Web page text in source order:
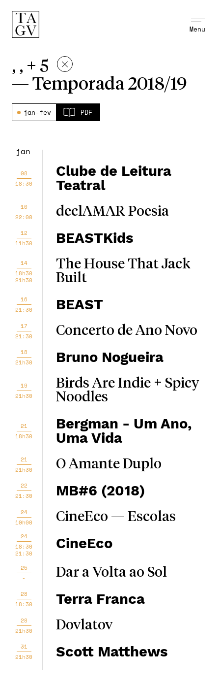
Menu
, , + 5
— Temporada 2018/19
jan-fev PDF
jan
08
18:30
Clube de Leitura
Teatral
10
22:00
declAMAR Poesia
12
11h30
BEASTKids
14
18h30
21h30
The House That Jack
Built
16
21:30
BEAST
17
21:30
Concerto de Ano Novo
18
21h30
Bruno Nogueira
19
21h30
Birds Are Indie + Spicy
Noodles
21
18h30
Bergman - Um Ano,
Uma Vida
21
21h30
O Amante Duplo
22
21:30
MB#6 (2018)
24
10h00
CineEco — Escolas
24
18:30
21:30
CineEco
25
-
Dar a Volta ao Sol
28
18:30
Terra Franca
28
21h30
Dovlatov
31
21h30
Scott Matthews